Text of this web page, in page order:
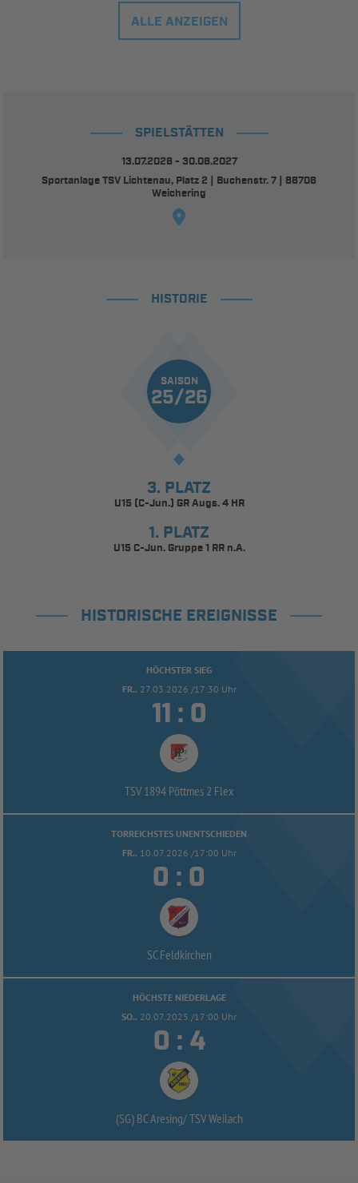
ALLE ANZEIGEN
SPIELSTÄTTEN
13.07.2026 - 30.06.2027
Sportanlage TSV Lichtenau, Platz 2 | Buchenstr. 7 | 86706
Weichering
HISTORIE
SAISON
25/26
3. PLATZ
U15 (C-Jun.) GR Augs. 4 HR
1. PLATZ
U15 C-Jun. Gruppe 1 RR n.A.
HISTORISCHE EREIGNISSE
HÖCHSTER SIEG
FR.. 27.03.2026 /17:30 Uhr
 : 
TSV 1894 Pöttmes 2 Flex
TORREICHSTES UNENTSCHIEDEN
FR.. 10.07.2026 /17:00 Uhr
 : 
SC Feldkirchen
HÖCHSTE NIEDERLAGE
SO.. 20.07.2025 /17:00 Uhr
 : 
(SG) BC Aresing/TSV Weilach